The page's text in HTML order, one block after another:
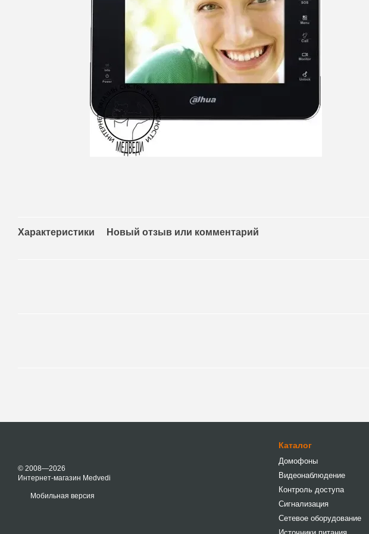
Характеристики Новый отзыв или комментарий
© 2008—2026
Интернет-магазин Medvedi
Мобильная версия
Каталог
Домофоны
Видеонаблюдение
Контроль доступа
Сигнализация
Сетевое оборудование